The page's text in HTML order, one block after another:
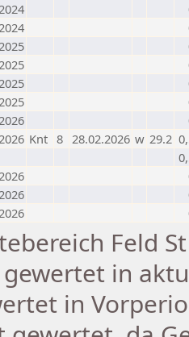
Knt 8 28.02.2026 w 29.2
Feld
in
in